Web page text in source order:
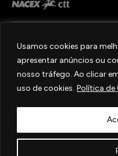
Usamos cookies para
apresentar anúncios ou
nosso tráfego. Ao clicar
uso de cookies. Política de
SIGA-NOS
2025 © OURIVESARIA